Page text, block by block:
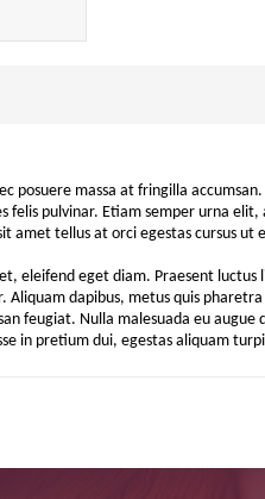
massa at fringilla
pulvinar. Etiam semper urna
tellus at orci egestas cursus
eget diam. Praesent
dapibus, metus quis
Nulla malesuada eu augue
in pretium dui, egestas aliquam